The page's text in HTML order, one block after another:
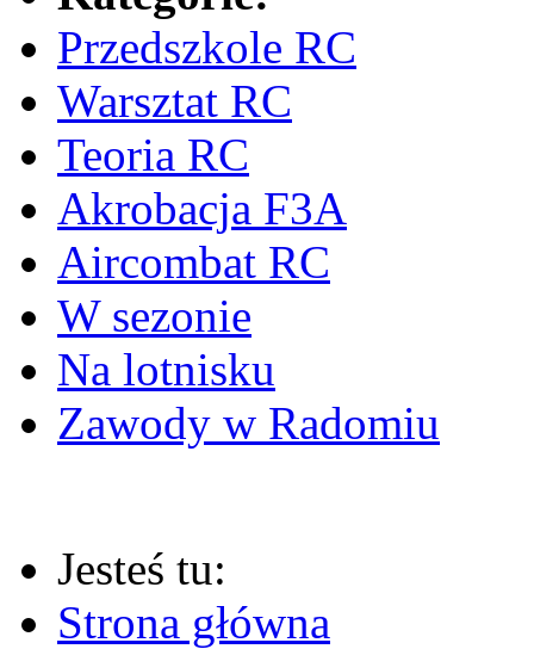
Przedszkole RC
Warsztat RC
Teoria RC
Akrobacja F3A
Aircombat RC
W sezonie
Na lotnisku
Zawody w Radomiu
Jesteś tu:
Strona główna